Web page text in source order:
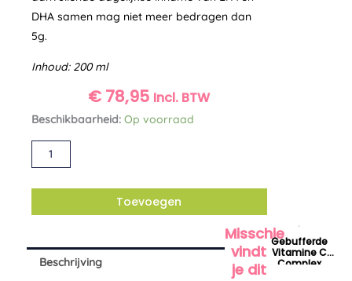
DHA samen mag niet meer bedragen dan
5g.
Inhoud: 200 ml
€78,95 Incl. BTW
Beschikbaarheid: Op voorraad
Bi-
Omega
Liquid
Toevoegen
Beschrijving
Misschien
vindt
je dit
Gebufferde
Vitamine C
Complex
r
i
product